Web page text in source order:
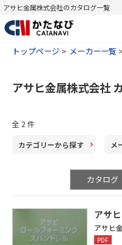
アサヒ金属株式会社のカタログ一覧
トップページ メーカー一覧
アサヒ金属株式会社
全 2 件
カテゴリーから探す メ
カタログ
アサ
アサヒ
PDF